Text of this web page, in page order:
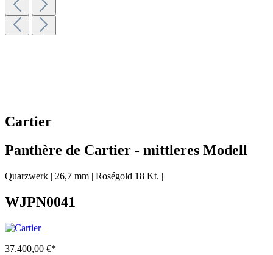
Cartier
Panthère de Cartier - mittleres Modell
Quarzwerk | 26,7 mm | Roségold 18 Kt. |
WJPN0041
37.400,00 €*